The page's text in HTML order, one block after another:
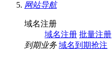
网站导航
域名注册
域名注册 批量注册
到期业务 域名到期抢注